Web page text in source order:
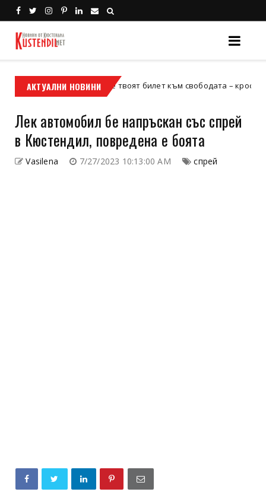
АКТУАЛНИ НОВИНИ
мотор Кой е твоят билет към свободата – кросовият мотор
Лек автомобил бе напръскан със спрей
в Кюстендил, повредена е боята
Vasilena 7/27/2023 10:13:00 AM спрей